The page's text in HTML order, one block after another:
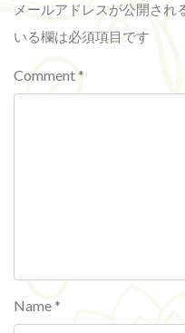
メールアドレスが公開され
いる欄は必須項目です
Comment*
Name *